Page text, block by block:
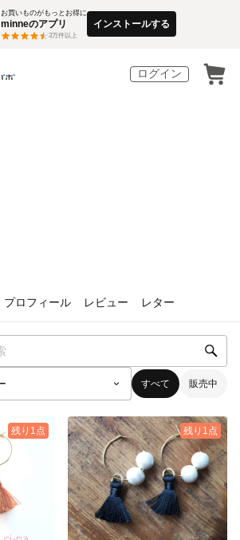
お買いものがもっとお得に
minneのアプリ
3万件以上
インストールする
ログイン
プロフィール レビュー レター
すべて 販売中
残り1点 残り1点